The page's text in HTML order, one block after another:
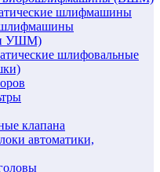
шлифмашины
УШМ)
шлифовальные
клапана
автоматики,